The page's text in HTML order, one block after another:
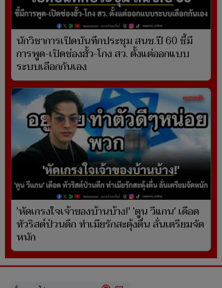
นักวิชาการเปิดบันทึกประชุม สนช.ปี 60 ชี้มี
การพูด-เปิดช่องฮั้ว-โกง สว. ตั้งแต่ออกแบบ
ระบบเลือกกันเอง
'หัดเกรงใจเจ้าของบ้านบ้าง!' 'ตูน วีแกน' เดือด
ทัวริสต์ป่วนดึก ทำเมียรักสะดุ้งตื่น ลั่นเตรียมจัด
หนัก